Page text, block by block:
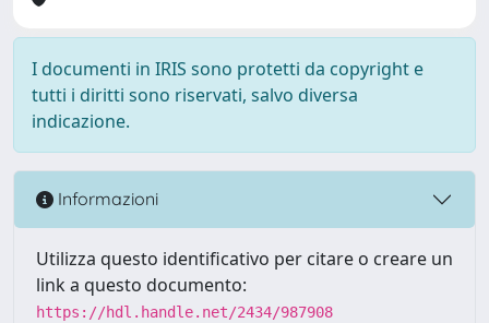
I documenti in IRIS sono protetti da copyright e
tutti i diritti sono riservati, salvo diversa
indicazione.
Informazioni
Utilizza questo identificativo per citare o creare un
link a questo documento:
https://hdl.handle.net/2434/987908